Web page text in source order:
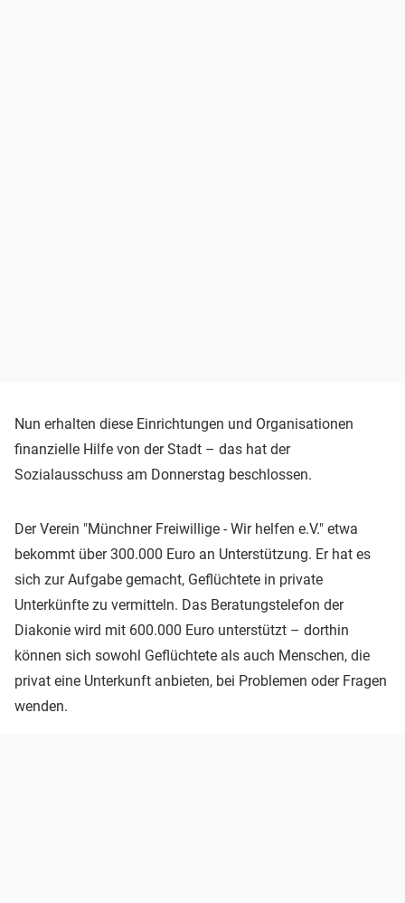
Nun erhalten diese Einrichtungen und Organisationen
finanzielle Hilfe von der Stadt – das hat der
Sozialausschuss am Donnerstag beschlossen.
Der Verein "Münchner Freiwillige - Wir helfen e.V." etwa
bekommt über 300.000 Euro an Unterstützung. Er hat es
sich zur Aufgabe gemacht, Geflüchtete in private
Unterkünfte zu vermitteln. Das Beratungstelefon der
Diakonie wird mit 600.000 Euro unterstützt – dorthin
können sich sowohl Geflüchtete als auch Menschen, die
privat eine Unterkunft anbieten, bei Problemen oder Fragen
wenden.